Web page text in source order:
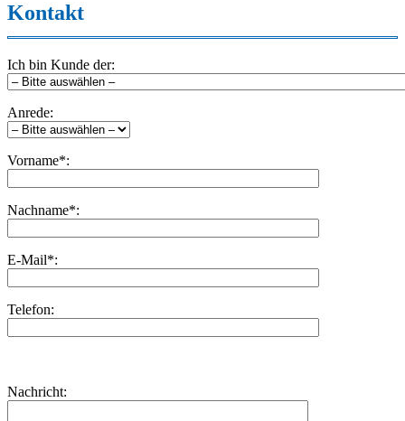
Kontakt
Ich bin Kunde der:
Anrede:
Vorname*:
Nachname*:
E-Mail*:
Telefon:
dieses
lasse
Nachricht: